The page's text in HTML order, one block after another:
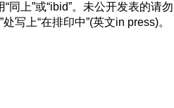
上”或“ibid”。未公开发表的请勿
写上“在排印中”(英文in press)。